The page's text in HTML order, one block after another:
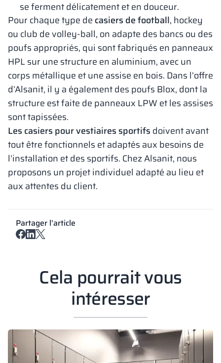
se ferment délicatement et en douceur.
Pour chaque type de casiers de football, hockey
ou club de volley-ball, on adapte des bancs ou des
poufs appropriés, qui sont fabriqués en panneaux
HPL sur une structure en aluminium, avec un
corps métallique et une assise en bois. Dans l’offre
d’Alsanit, il y a également des poufs Blox, dont la
structure est faite de panneaux LPW et les assises
sont tapissées.
Les casiers pour vestiaires sportifs doivent avant
tout être fonctionnels et adaptés aux besoins de
l’installation et des sportifs. Chez Alsanit, nous
proposons un projet individuel adapté au lieu et
aux attentes du client.
Partager l’article
Cela pourrait vous
intéresser